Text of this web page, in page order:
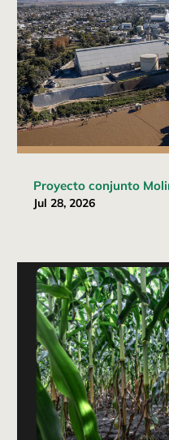
Proyecto conjunto
Jul 28, 2026